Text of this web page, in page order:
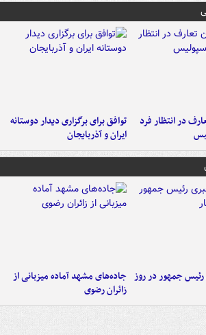
در انتظار فرد
توافق برای برگزاری دیدار دوستانه
ایران و آذربایجان
جمهور در روز جاده‌های مشهد آماده میزبانی از
زائران رضوی